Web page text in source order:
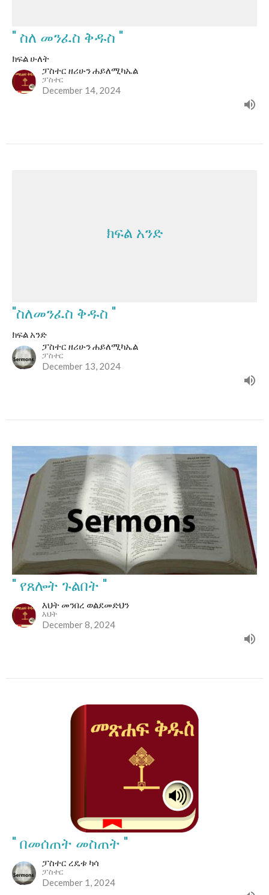
" ስለ መንፈስ ቅዱስ "
ክፍል ሁለት
ፓስተር ዘሪሁን ሐይለሚካኤል
ፓስተር
December 14, 2024
ክፍል አንድ
"ስለመንፈስ ቅዱስ "
ክፍል አንድ
ፓስተር ዘሪሁን ሐይለሚካኤል
ፓስተር
December 13, 2024
" የጸሎት ጉልበት "
እህት መንበረ ወልደመድህን
እህት
December 8, 2024
" በመሰጠት መስጠት "
ፓስተር ረዴቱ ካሳ
ፓስተር
December 1, 2024